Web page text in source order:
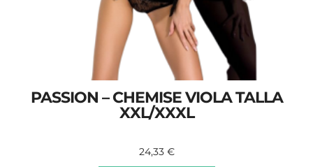
PASSION – CHEMISE VIOLA TALLA
XXL/XXXL
24,33 €